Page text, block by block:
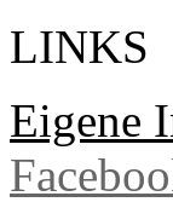
LINKS
Eigene